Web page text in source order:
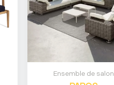
Ensemble de salon